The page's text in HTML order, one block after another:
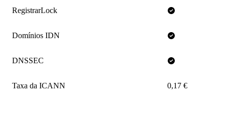
RegistrarLock
Domínios IDN
DNSSEC
Taxa da ICANN 0,17 €